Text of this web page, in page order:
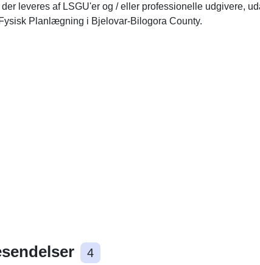
der leveres af LSGU'er og / eller professionelle udgivere,
Fysisk Planlægning i Bjelovar-Bilogora County.
4